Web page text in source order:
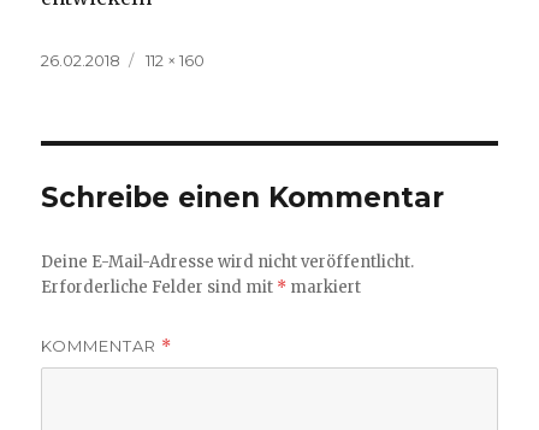
Veröffentlicht
26.02.2018
Volle
112 × 160
Schreibe einen Kommentar
Deine E-Mail-Adresse wird nicht veröffentlicht.
Erforderliche Felder sind mit * markiert
KOMMENTAR *